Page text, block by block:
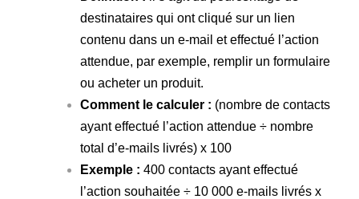
destinataires qui ont cliqué sur un lien
contenu dans un e-mail et effectué l’action
attendue, par exemple, remplir un formulaire
ou acheter un produit.
Comment le calculer : (nombre de contacts
ayant effectué l’action attendue ÷ nombre
total d’e-mails livrés) x 100
Exemple : 400 contacts ayant effectué
l’action souhaitée ÷ 10 000 e-mails livrés x